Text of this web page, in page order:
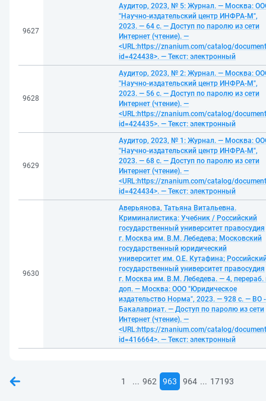
9627
Аудитор, 2023, № 5: Журнал. — Москва:
"Научно-издательский центр ИНФРА-М",
2023. — 64 с. — Доступ по паролю из сети
Интернет (чтение). —
<URL:https://znanium.com/catalog/
id=424438>. — Текст: электронный
9628
Аудитор, 2023, № 2: Журнал. — Москва:
"Научно-издательский центр ИНФРА-М",
2023. — 56 с. — Доступ по паролю из сети
Интернет (чтение). —
<URL:https://znanium.com/catalog/
id=424435>. — Текст: электронный
9629
Аудитор, 2023, № 1: Журнал. — Москва:
"Научно-издательский центр ИНФРА-М",
2023. — 68 с. — Доступ по паролю из сети
Интернет (чтение). —
<URL:https://znanium.com/catalog/
id=424434>. — Текст: электронный
9630
Аверьянова, Татьяна Витальевна.
Криминалистика: Учебник / Российский
государственный университет правосудия
г. Москва им. В.М. Лебедева; Московский
государственный юридический
университет им. О.Е. Кутафина;
государственный университет правосудия
г. Москва им. В.М. Лебедева. — 4, перераб.
доп. — Москва: ООО "Юридическое
издательство Норма", 2023. — 928 с. — ВО -
Бакалавриат. — Доступ по паролю из сети
Интернет (чтение). —
<URL:https://znanium.com/catalog/
id=416664>. — Текст: электронный
1 ... 962 963 964 ... 17193